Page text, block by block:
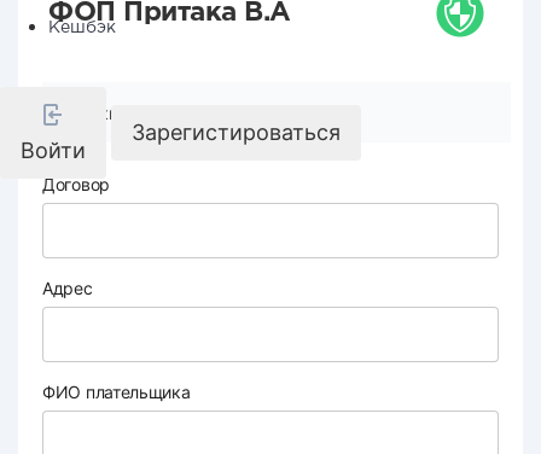
Кешбэк
Войти
Зарегистироваться
ФОП Притака В.А
Реквизиты компании
Договор
Адрес
ФИО плательщика